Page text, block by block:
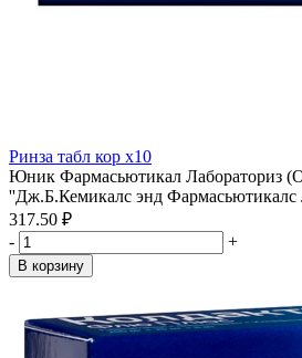
Ринза табл кор x10
Юник Фармасьютикал Лабораториз
''Дж.Б.Кемикалс энд Фармасьютикалс
317.50 ₽
-
+
В корзину